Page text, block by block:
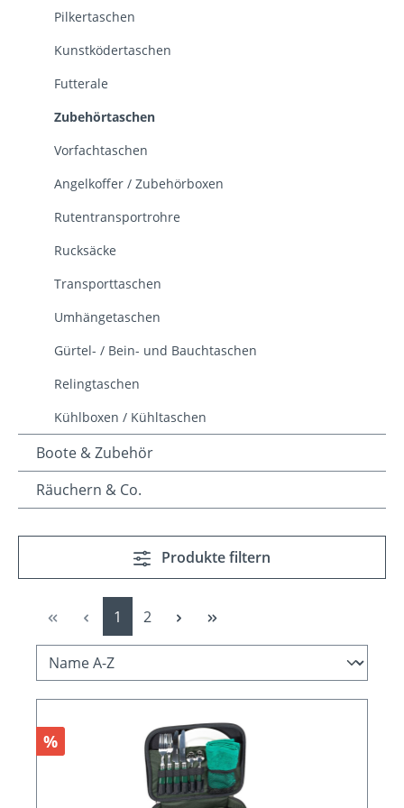
Pilkertaschen
Kunstködertaschen
Futterale
Zubehörtaschen
Vorfachtaschen
Angelkoffer / Zubehörboxen
Rutentransportrohre
Rucksäcke
Transporttaschen
Umhängetaschen
Gürtel- / Bein- und Bauchtaschen
Relingtaschen
Kühlboxen / Kühltaschen
Boote & Zubehör
Räuchern & Co.
Produkte filtern
Seite
1 Seite
2
Rabatt
%